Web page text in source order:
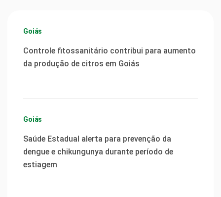
Goiás
Controle fitossanitário contribui para aumento
da produção de citros em Goiás
Goiás
Saúde Estadual alerta para prevenção da
dengue e chikungunya durante período de
estiagem